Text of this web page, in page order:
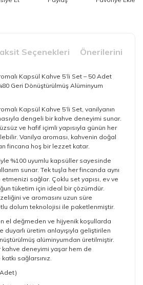
Seçenekleri Önerileriniz
Kapsül Kahve 5’li Set – 50 Adet
Geri Dönüştürülmüş Alüminyum
Kapsül Kahve 5’li Set, vanilyanın
dengeli bir kahve deneyimi sunar.
ve hafif içimli yapısıyla günün her
Vanilya aroması, kahvenin doğal
fincana hoş bir lezzet katar.
%100 uyumlu kapsüller sayesinde
sunar. Tek tuşla her fincanda aynı
sağlar. Çoklu set yapısı, ev ve
tüketim için ideal bir çözümdür.
ve aromasını uzun süre
dolum teknolojisi ile paketlenmiştir.
el değmeden ve hijyenik koşullarda
duyarlı üretim anlayışıyla geliştirilen
alüminyumdan üretilmiştir.
deneyimi yaşar hem de
sağlarsınız.